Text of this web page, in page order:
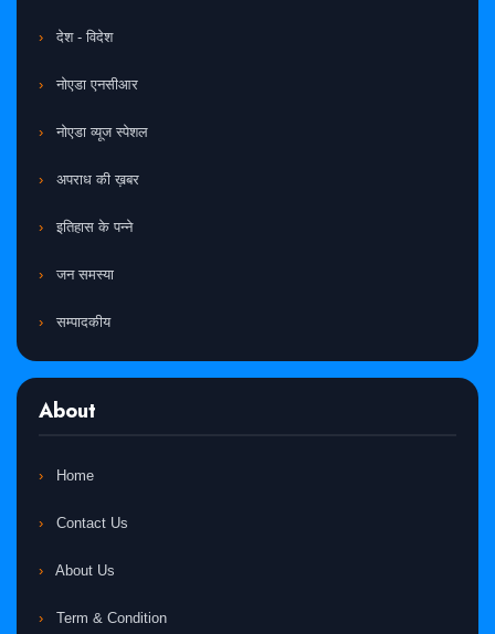
देश - विदेश
नोएडा एनसीआर
नोएडा व्यूज स्पेशल
अपराध की ख़बर
इतिहास के पन्ने
जन समस्या
सम्पादकीय
About
Home
Contact Us
About Us
Term & Condition